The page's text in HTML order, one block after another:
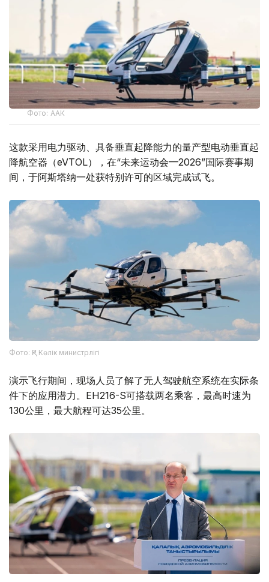
Фото: ААК
这款采用电力驱动、具备垂直起降能力的量产型电动垂直起
降航空器（eVTOL），在“未来运动会—2026”国际赛事期
间，于阿斯塔纳一处获特别许可的区域完成试飞。
Фото: ҚР Көлік министрлігі
演示飞行期间，现场人员了解了无人驾驶航空系统在实际条
件下的应用潜力。EH216-S可搭载两名乘客，最高时速为
130公里，最大航程可达35公里。